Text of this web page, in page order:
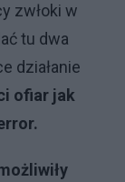
zwłoki w
tu dwa
działanie
ofiar jak